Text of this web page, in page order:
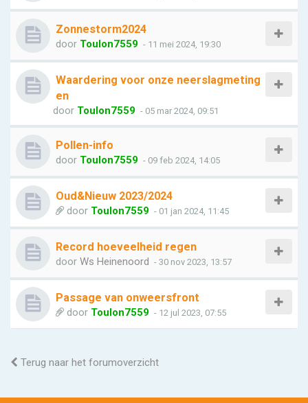
Zonnestorm2024
door Toulon7559 - 11 mei 2024, 19:30
Waardering voor onze neerslagmeting
en
door Toulon7559 - 05 mar 2024, 09:51
Pollen-info
door Toulon7559 - 09 feb 2024, 14:05
Oud&Nieuw 2023/2024
door Toulon7559 - 01 jan 2024, 11:45
Record hoeveelheid regen
door Ws Heinenoord - 30 nov 2023, 13:57
Passage van onweersfront
door Toulon7559 - 12 jul 2023, 07:55
Terug naar het forumoverzicht